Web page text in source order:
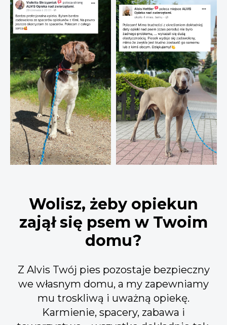
Wolisz, żeby opiekun
zajął się psem w Twoim
domu?
Z Alvis Twój pies pozostaje bezpieczny
we własnym domu, a my zapewniamy
mu troskliwą i uważną opiekę.
Karmienie, spacery, zabawa i